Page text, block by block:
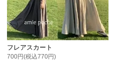
フレアスカート
700円(税込770円)